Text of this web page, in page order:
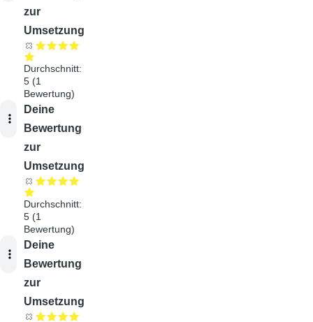
zur
Umsetzung
Durchschnitt:
5 (1
Bewertung)
Audiodatei
Deine
Bewertung
zur
Umsetzung
Durchschnitt:
5 (1
Bewertung)
Audiodatei
Deine
Bewertung
zur
Umsetzung